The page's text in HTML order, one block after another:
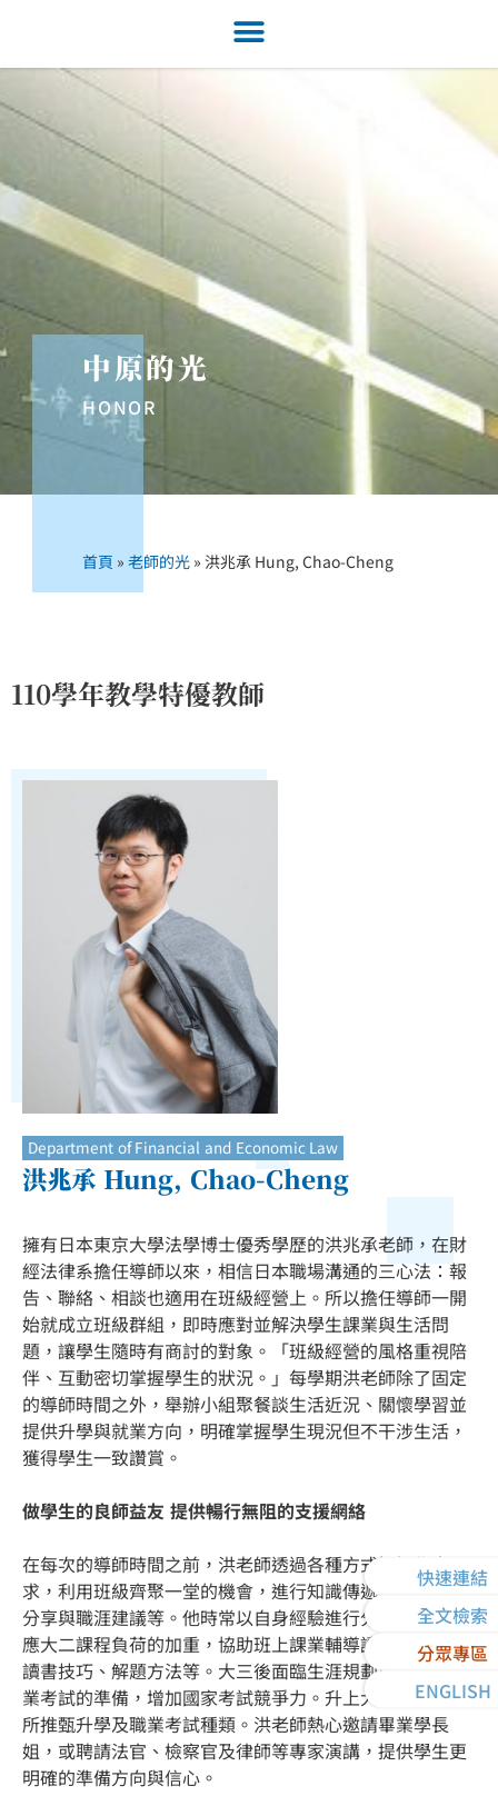
快速連結
全文檢索
分眾專區
ENGLISH
中原的光
HONOR
首頁 »老師的光 » 洪兆承 Hung, Chao-Cheng
110學年教學特優教師
Department of Financial and Economic Law
洪兆承 Hung, Chao-Cheng
擁有日本東京大學法學博士優秀學歷的洪兆承老師，在財
經法律系擔任導師以來，相信日本職場溝通的三心法：報
告、聯絡、相談也適用在班級經營上。所以擔任導師一開
始就成立班級群組，即時應對並解決學生課業與生活問
題，讓學生隨時有商討的對象。「班級經營的風格重視陪
伴、互動密切掌握學生的狀況。」每學期洪老師除了固定
的導師時間之外，舉辦小組聚餐談生活近況、關懷學習並
提供升學與就業方向，明確掌握學生現況但不干涉生活，
獲得學生一致讚賞。
做學生的良師益友 提供暢行無阻的支援網絡
在每次的導師時間之前，洪老師透過各種方式探知學生需
求，利用班級齊聚一堂的機會，進行知識傳遞、實務工作
分享與職涯建議等。他時常以自身經驗進行分享，像是因
應大二課程負荷的加重，協助班上課業輔導讀書會，提供
讀書技巧、解題方法等。大三後面臨生涯規劃與學生談職
業考試的準備，增加國家考試競爭力。升上大五則談研究
所推甄升學及職業考試種類。洪老師熱心邀請畢業學長
姐，或聘請法官、檢察官及律師等專家演講，提供學生更
明確的準備方向與信心。